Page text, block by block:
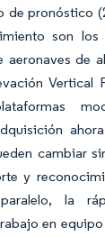
de pronóstico
son los
aeronaves de
Vertical
cambiar
y
la
en